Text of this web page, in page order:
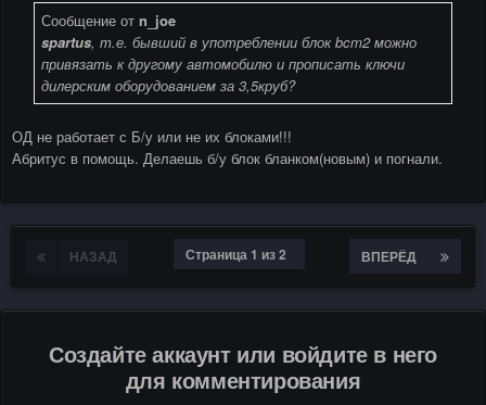
Сообщение от n_joe
spartus, т.е. бывший в употреблении блок bcm2 можно
привязать к другому автомобилю и прописать ключи
дилерским оборудованием за 3,5круб?
ОД не работает с Б/у или не их блоками!!!
Абритус в помощь. Делаешь б/у блок бланком(новым) и погнали.
НАЗАД ВПЕРЁД
Страница 1 из 2
Создайте аккаунт или войдите в него
для комментирования